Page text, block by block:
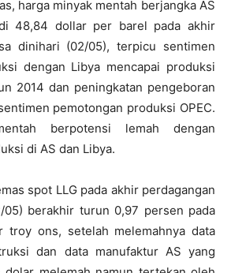
harga minyak mentah berjangka AS
48,84 dollar per barel pada akhir
dinihari (02/05), terpicu sentimen
dengan Libya mencapai produksi
2014 dan peningkatan pengeboran
pemotongan produksi OPEC.
berpotensi lemah dengan
di AS dan Libya.
spot LLG pada akhir perdagangan
05) berakhir turun 0,97 persen pada
troy ons, setelah melemahnya data
dan data manufaktur AS yang